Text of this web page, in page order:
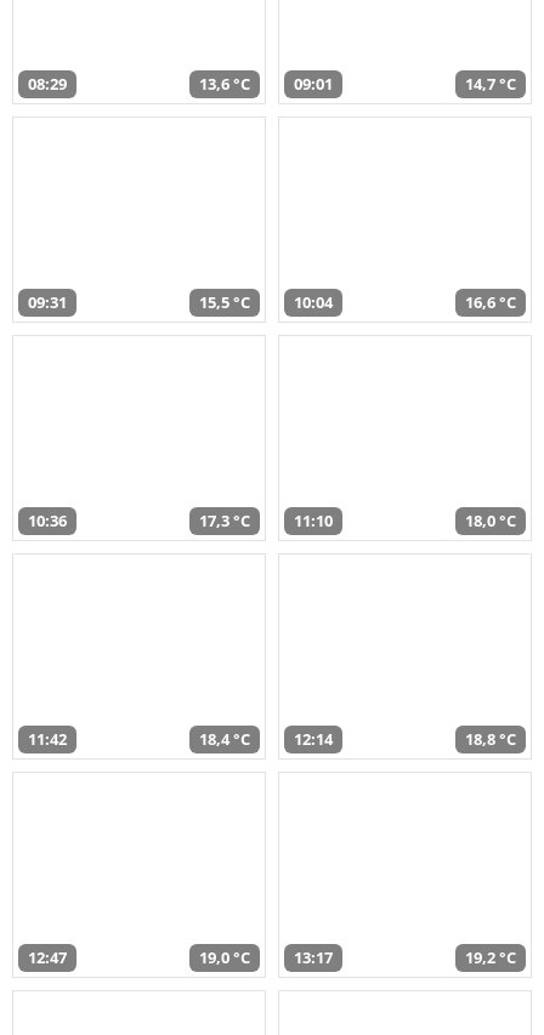
08:29 13,6 °C 09:01 14,7 °C
09:31 15,5 °C 10:04 16,6 °C
10:36 17,3 °C 11:10 18,0 °C
11:42 18,4 °C 12:14 18,8 °C
12:47 19,0 °C 13:17 19,2 °C